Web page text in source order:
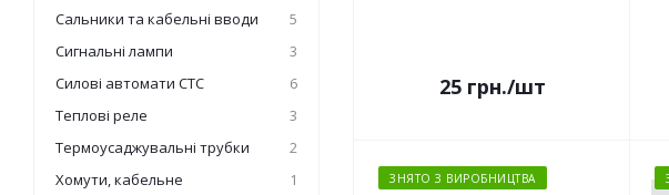
25грн./шт
ЗНЯТО З ВИРОБНИЦТВА
Сальники та кабельні вводи
5
Сигнальні лампи
3
Силові автомати СТС
6
Теплові реле
3
Термоусаджувальні трубки
2
Хомути, кабельне
1